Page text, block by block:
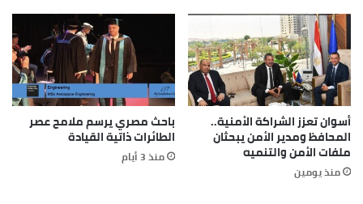
أسوان تعزز الشراكة الأمنية..
المحافظ ومدير الأمن يبحثان
ملفات الأمن والتنميه
منذ يومين
باحث مصري يرسم ملامح عصر
الطائرات ذاتية القيادة
منذ 3 أيام